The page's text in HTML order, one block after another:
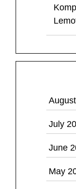
July
June
May